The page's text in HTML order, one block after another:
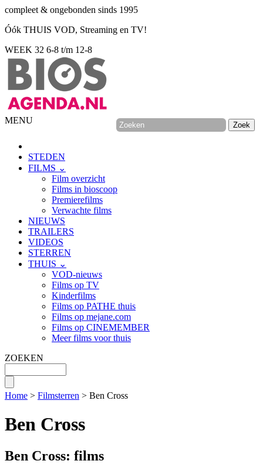
compleet & ongebonden sinds 1995
Óók THUIS VOD, Streaming en TV!
WEEK 32 6-8 t/m 12-8
MENU
STEDEN
FILMS ⌄
Film overzicht
Films in bioscoop
Premierefilms
Verwachte films
NIEUWS
TRAILERS
VIDEOS
STERREN
THUIS ⌄
VOD-nieuws
Films op TV
Kinderfilms
Films op PATHE thuis
Films op mejane.com
Films op CINEMEMBER
Meer films voor thuis
ZOEKEN
Home > Filmsterren > Ben Cross
Ben Cross
Ben Cross: films